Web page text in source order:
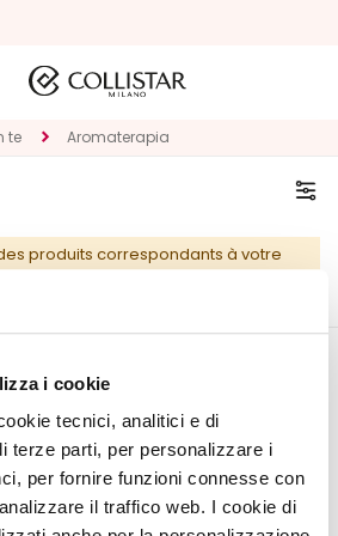
i cookie
tecnici, analitici e di
terze parti, per personalizzare i
per fornire funzioni connesse con
il traffico web. I cookie di
te Aromaterapia
produits correspondants à votre
MON PROFIL
Informations du compte
Carnet d'adresses
Mes commandes
Ma liste de souhaits